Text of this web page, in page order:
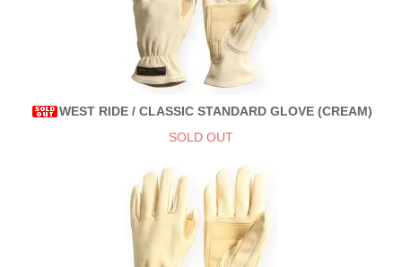
WEST RIDE / CLASSIC STANDARD GLOVE (CREAM)
SOLD OUT